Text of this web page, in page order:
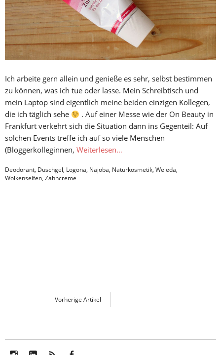
Ich arbeite gern allein und genieße es sehr, selbst bestimmen
zu können, was ich tue oder lasse. Mein Schreibtisch und
mein Laptop sind eigentlich meine beiden einzigen Kollegen,
die ich täglich sehe
. Auf einer Messe wie der On Beauty in
Frankfurt verkehrt sich die Situation dann ins Gegenteil: Auf
solchen Events treffe ich auf so viele Menschen
(Bloggerkolleginnen, Weiterlesen…
Deodorant, Duschgel, Logona, Najoba, Naturkosmetik, Weleda,
Wolkenseifen, Zahncreme
Vorherige Artikel